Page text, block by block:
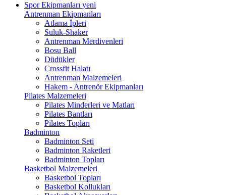
Spor Ekipmanları yeni
Antrenman Ekipmanları
Atlama İpleri
Suluk-Shaker
Antrenman Merdivenleri
Bosu Ball
Düdükler
Crossfit Halatı
Antrenman Malzemeleri
Hakem - Antrenör Ekipmanları
Pilates Malzemeleri
Pilates Minderleri ve Matları
Pilates Bantları
Pilates Topları
Badminton
Badminton Seti
Badminton Raketleri
Badminton Topları
Basketbol Malzemeleri
Basketbol Topları
Basketbol Kollukları